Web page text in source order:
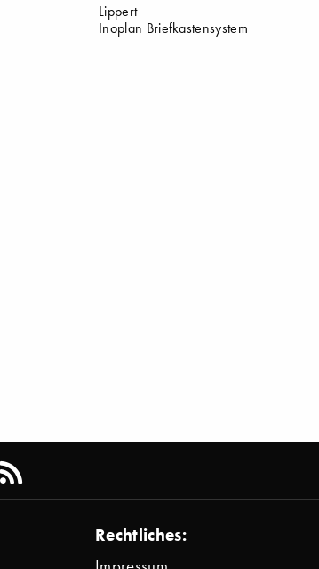
Lippert
Inoplan Briefkastensystem
Rechtliches: